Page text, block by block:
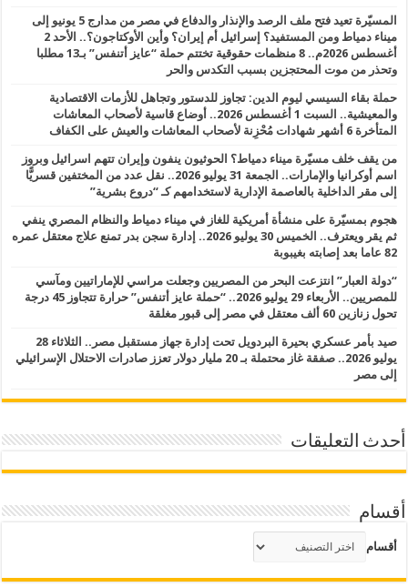
المسيّرة تعيد فتح ملف الرصد والإنذار والدفاع في مصر من مدارج 5 يونيو إلى
ميناء دمياط ومن المستفيد؟ إسرائيل أم إيران؟ وأين الأوكتاجون؟.. الأحد 2
أغسطس 2026م.. 8 منظمات حقوقية تختتم حملة “عايز أتنفس” بـ13 مطلبا
وتحذر من موت المحتجزين بسبب التكدس والحر
حملة بقاء السيسي ليوم الدين: تجاوز للدستور وتجاهل للأزمات الاقتصادية
والمعيشية.. السبت 1 أغسطس 2026.. أوضاع قاسية لأصحاب المعاشات
المتأخرة 6 أشهر شهادات مُحْزِنة لأصحاب المعاشات والعيش على الكفاف
من يقف خلف مسيّرة ميناء دمياط؟ الحوثيون ينفون وإيران تتهم اسرائيل وبروز
اسم أوكرانيا والإمارات.. الجمعة 31 يوليو 2026.. نقل عدد من المختفين قسريًّا
إلى مقر الداخلية بالعاصمة الإدارية لاستخدامهم كـ “دروع بشرية”
هجوم بمسيّرة على منشأة أمريكية للغاز في ميناء دمياط والنظام المصري ينفي
ثم يقر ويعترف.. الخميس 30 يوليو 2026.. إدارة سجن بدر تمنع علاج معتقل عمره
82 عاما بعد إصابته بغيبوبة
“دولة العبار” انتزعت البحر من المصريين وجعلت مراسي للإماراتيين ومآسي
للمصريين.. الأربعاء 29 يوليو 2026.. “حملة عايز أتنفس” حرارة تتجاوز 45 درجة
تحول زنازين 60 ألف معتقل في مصر إلى قبور مغلقة
صيد بأمر عسكري بحيرة البردويل تحت إدارة جهاز مستقبل مصر.. الثلاثاء 28
يوليو 2026.. صفقة غاز محتملة بـ 20 مليار دولار تعزز صادرات الاحتلال الإسرائيلي
إلى مصر
أحدث التعليقات
أقسام
أقسام